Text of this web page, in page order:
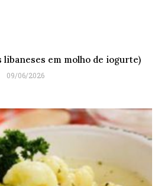
libaneses em molho de iogurte)
09/06/2026